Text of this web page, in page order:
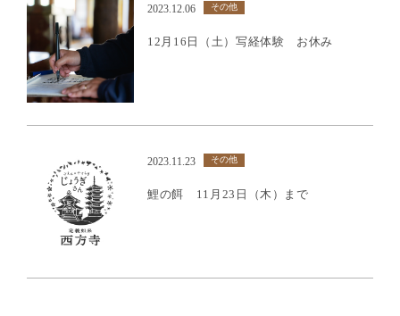
2023.12.06 その他
12月16日（土）写経体験 お休み
2023.11.23 その他
鯉の餌 11月23日（木）まで